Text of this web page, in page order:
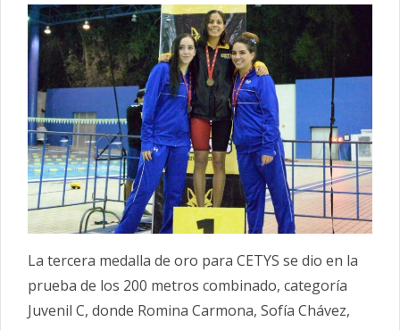
La tercera medalla de oro para CETYS se dio en la
prueba de los 200 metros combinado, categoría
Juvenil C, donde Romina Carmona, Sofía Chávez,